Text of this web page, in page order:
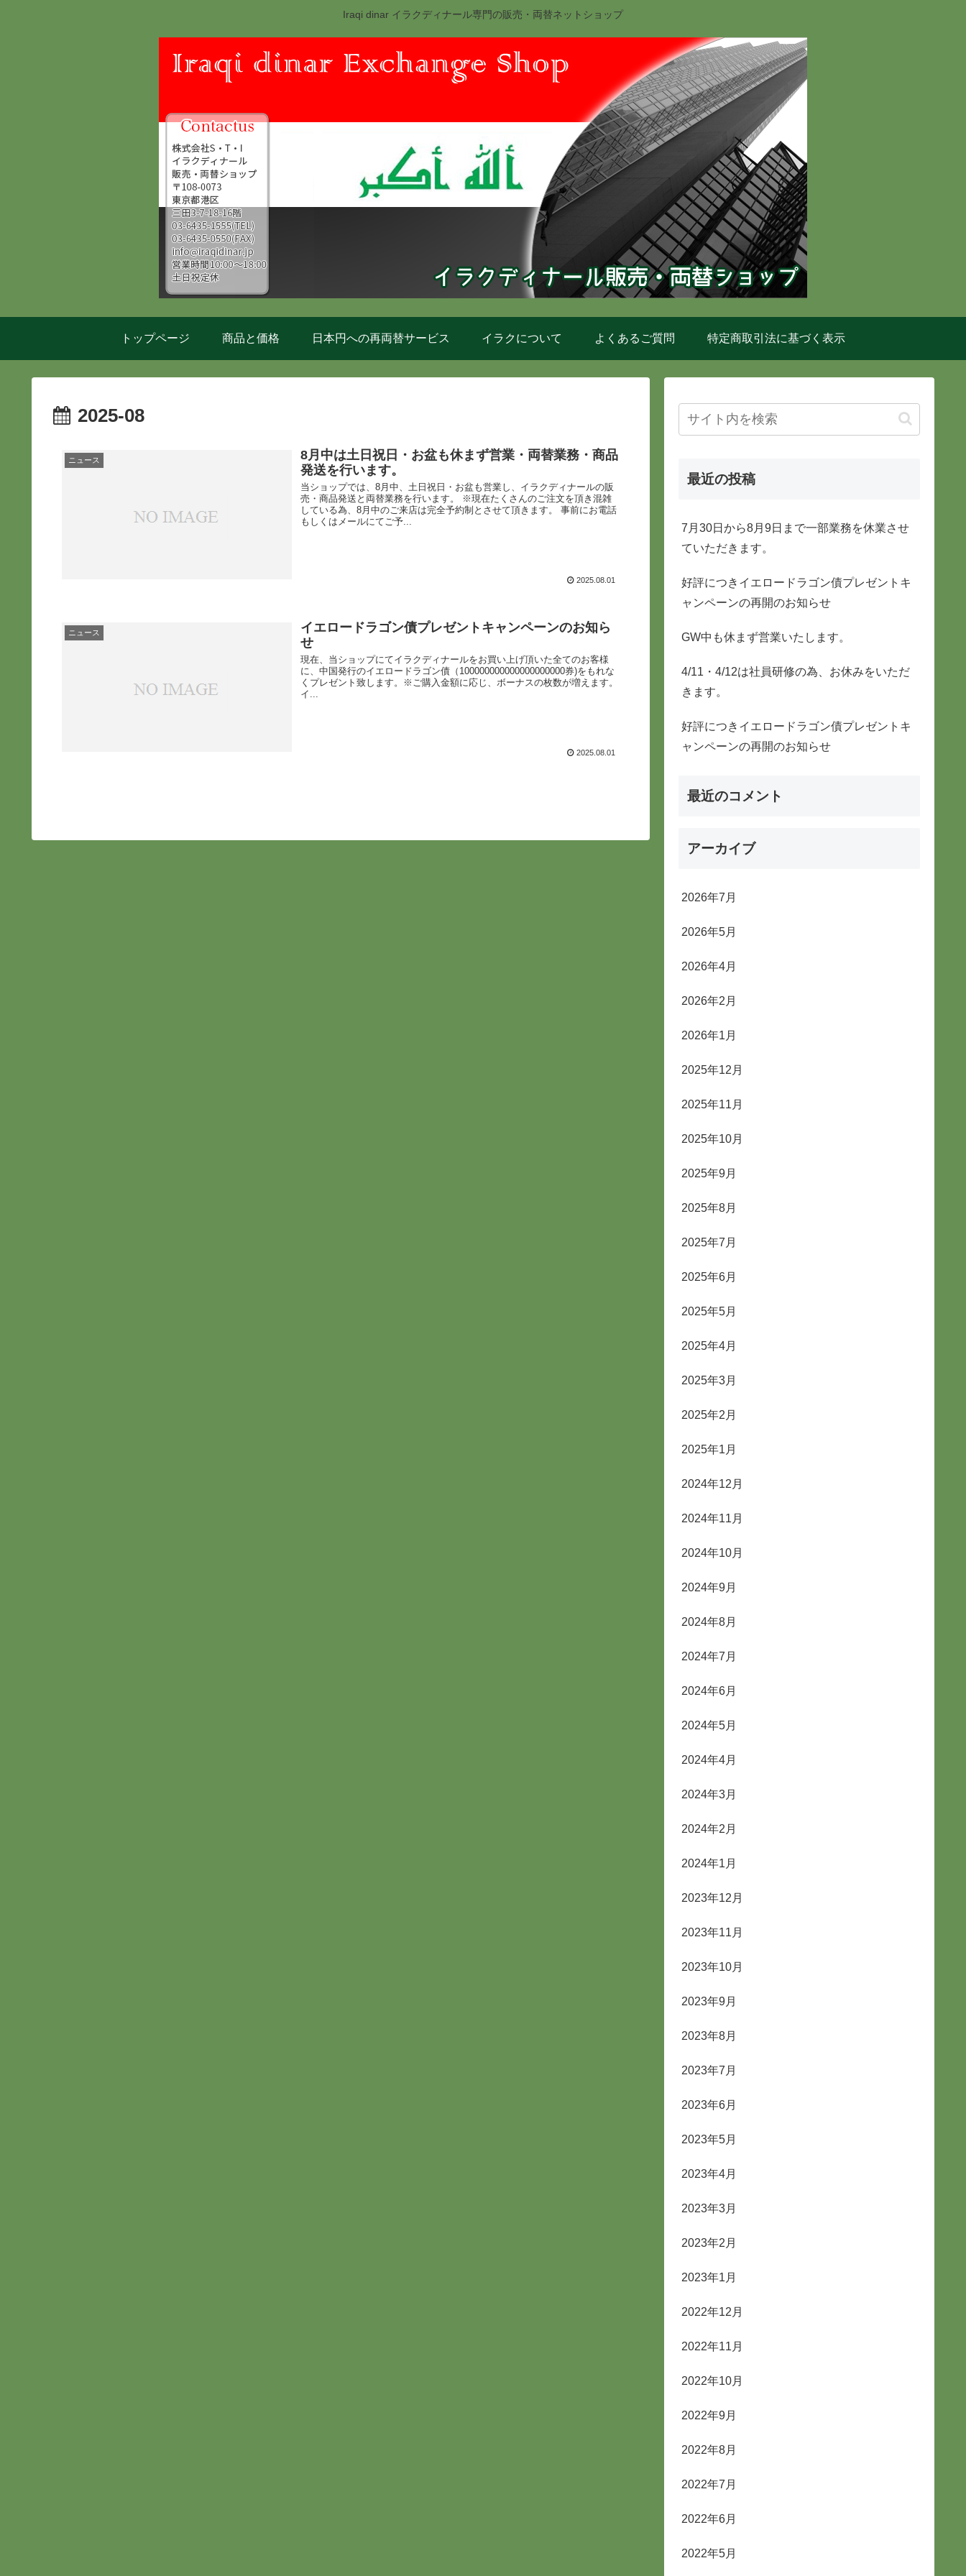
Iraqi dinar イラクディナール専門の販売・両替ネットショップ
トップページ 商品と価格 日本円への再両替サービス イラクについて よくあるご質問 特定商取引法に基づく表示
2025-08
ニュース
8月中は土日祝日・お盆も休まず営業・両替業務・商品
発送を行います。
当ショップでは、8月中、土日祝日・お盆も営業し、イラクディナールの販
売・商品発送と両替業務を行います。 ※現在たくさんのご注文を頂き混雑
している為、8月中のご来店は完全予約制とさせて頂きます。 事前にお電話
もしくはメールにてご予...
2025.08.01
ニュース
イエロードラゴン債プレゼントキャンペーンのお知ら
せ
現在、当ショップにてイラクディナールをお買い上げ頂いた全てのお客様
に、中国発行のイエロードラゴン債（100000000000000000000券)をもれな
くプレゼント致します。※ご購入金額に応じ、ボーナスの枚数が増えます。
イ...
2025.08.01
最近の投稿
7月30日から8月9日まで一部業務を休業させ
ていただきます。
好評につきイエロードラゴン債プレゼントキ
ャンペーンの再開のお知らせ
GW中も休まず営業いたします。
4/11・4/12は社員研修の為、お休みをいただ
きます。
好評につきイエロードラゴン債プレゼントキ
ャンペーンの再開のお知らせ
最近のコメント
アーカイブ
2026年7月
2026年5月
2026年4月
2026年2月
2026年1月
2025年12月
2025年11月
2025年10月
2025年9月
2025年8月
2025年7月
2025年6月
2025年5月
2025年4月
2025年3月
2025年2月
2025年1月
2024年12月
2024年11月
2024年10月
2024年9月
2024年8月
2024年7月
2024年6月
2024年5月
2024年4月
2024年3月
2024年2月
2024年1月
2023年12月
2023年11月
2023年10月
2023年9月
2023年8月
2023年7月
2023年6月
2023年5月
2023年4月
2023年3月
2023年2月
2023年1月
2022年12月
2022年11月
2022年10月
2022年9月
2022年8月
2022年7月
2022年6月
2022年5月